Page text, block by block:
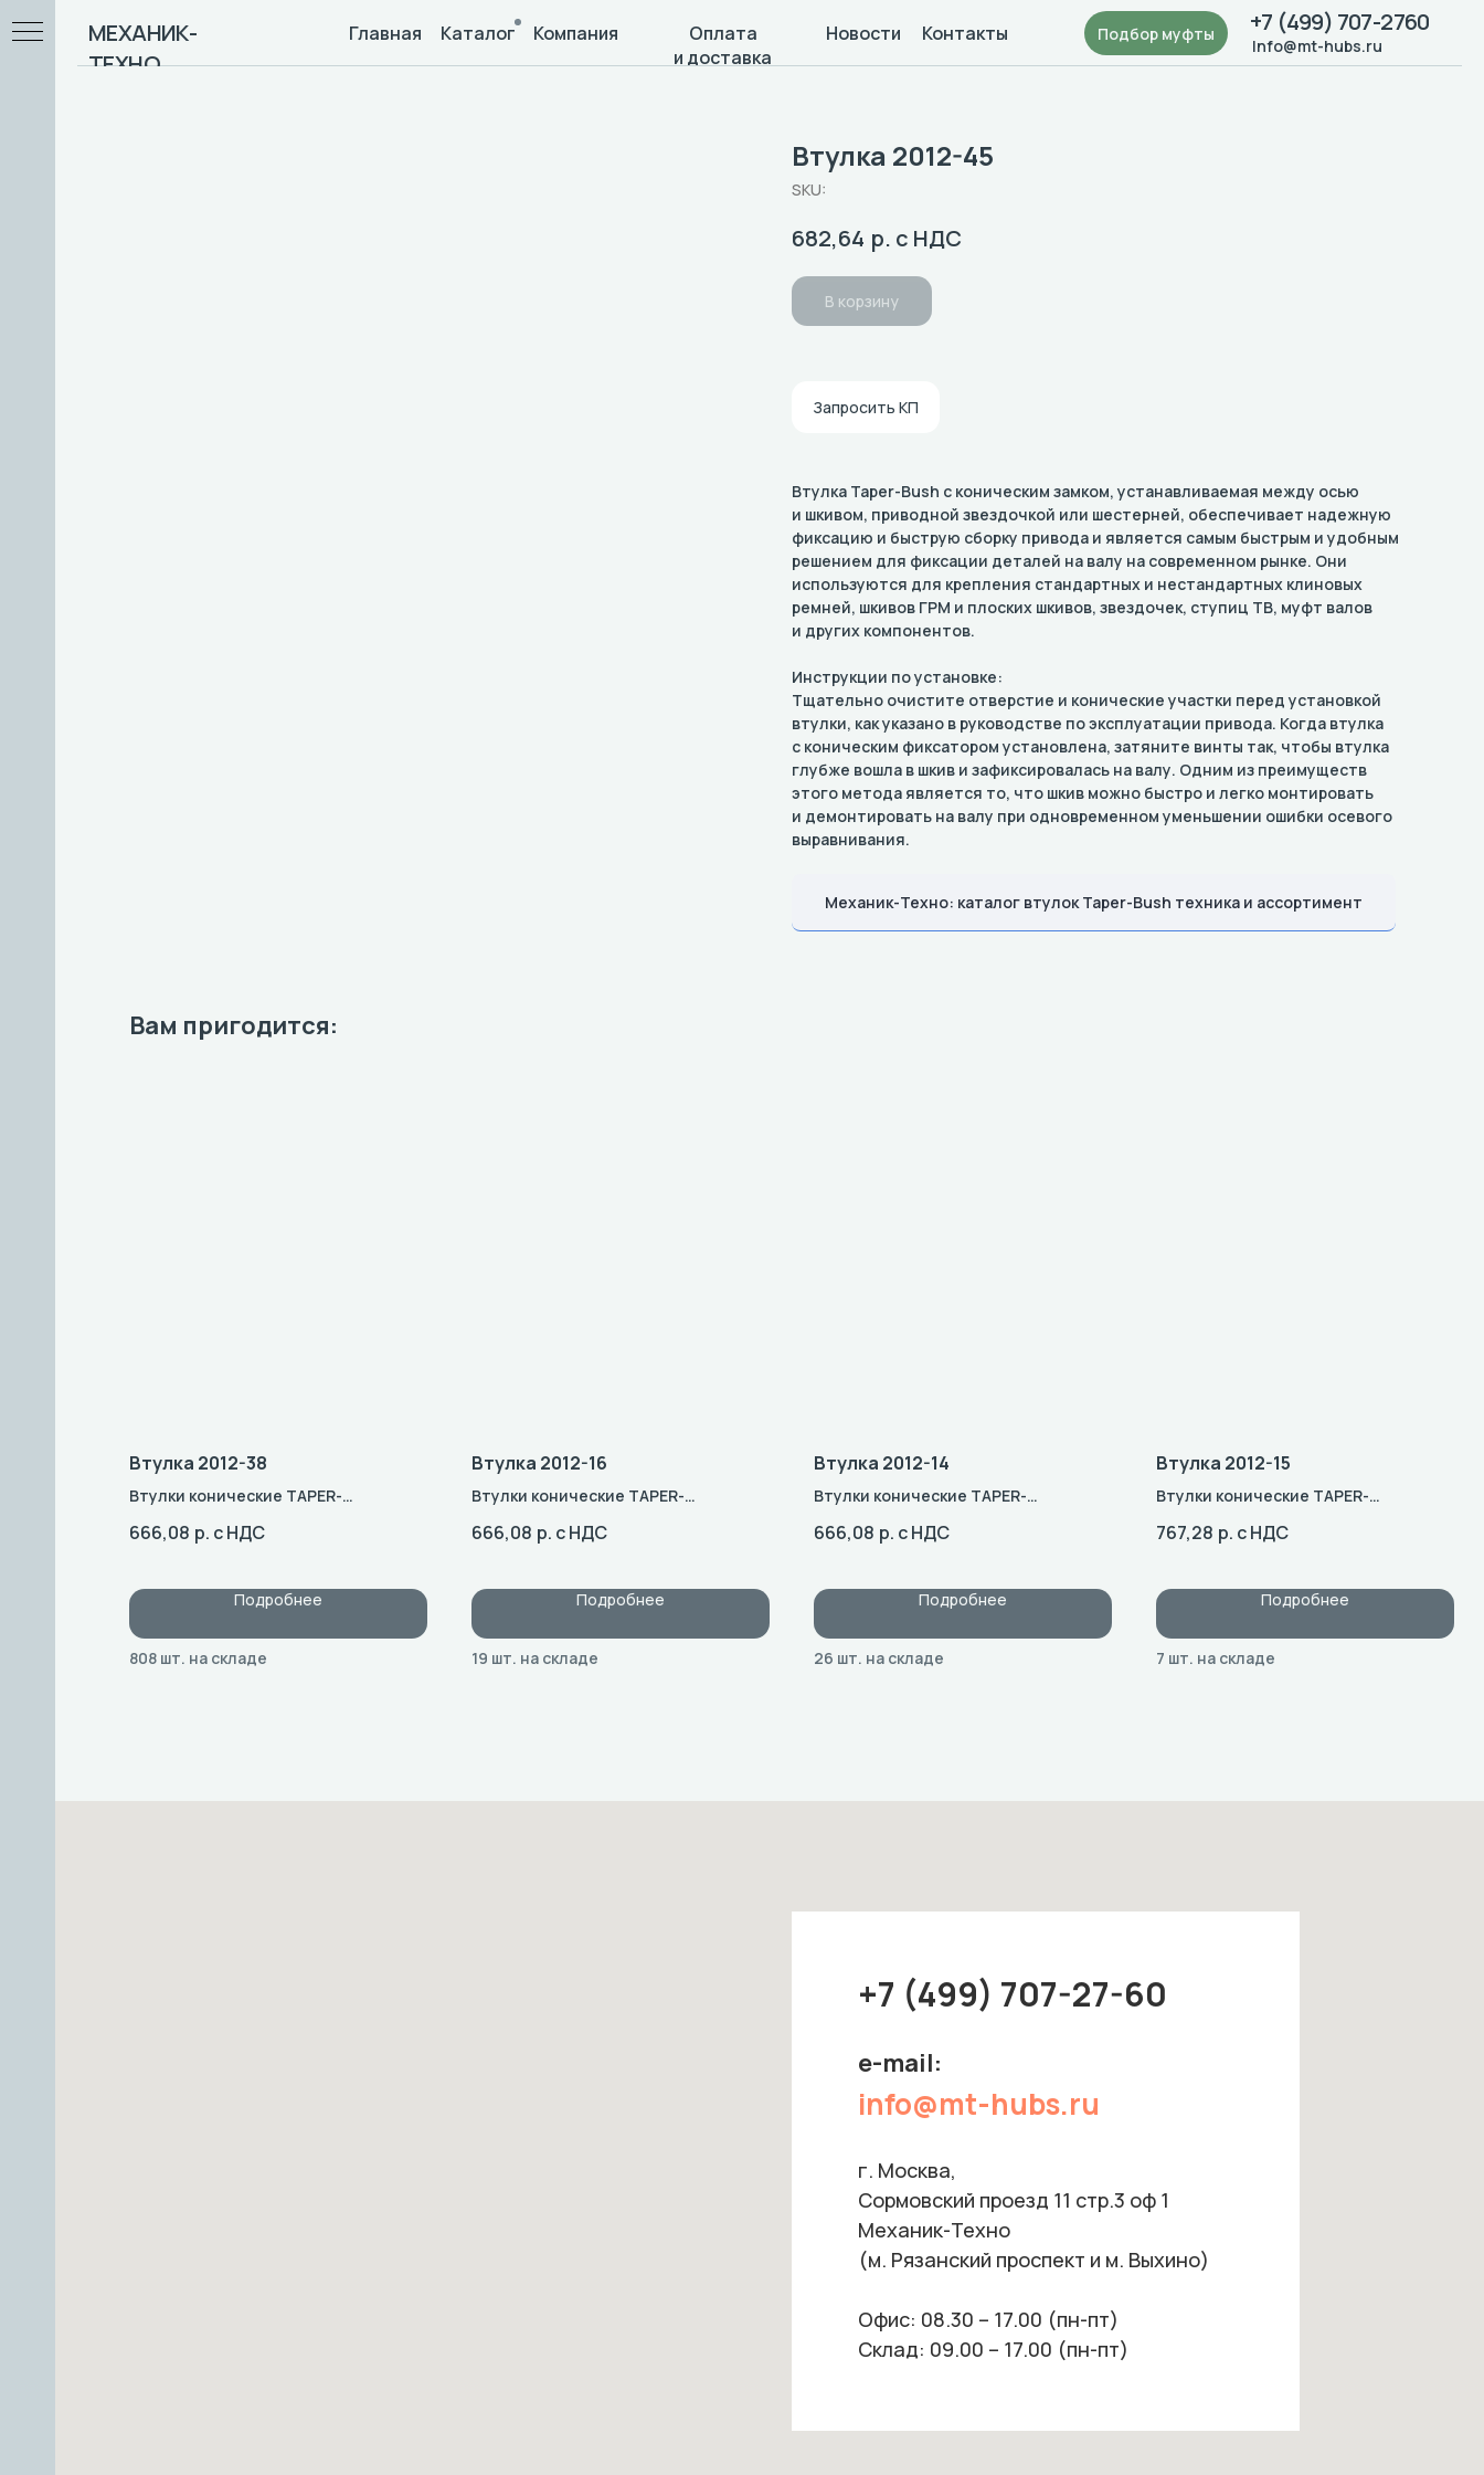
Каталог Компания
Оплата
и доставка
Новости Контакты
Главная +7 (499) 707-2760
МЕХАНИК-
ТЕХНО
Подбор муфты
Info@mt-hubs.ru
Втулка 2012-45
SKU:
682,64 р. с НДС
В корзину
Запросить КП
Втулка Taper-Bush с коническим замком, устанавливаемая между осью
и шкивом, приводной звездочкой или шестерней, обеспечивает надежную
фиксацию и быструю сборку привода и является самым быстрым и удобным
решением для фиксации деталей на валу на современном рынке. Они
используются для крепления стандартных и нестандартных клиновых
ремней, шкивов ГРМ и плоских шкивов, звездочек, ступиц TB, муфт валов
и других компонентов.
Инструкции по установке:
Тщательно очистите отверстие и конические участки перед установкой
втулки, как указано в руководстве по эксплуатации привода. Когда втулка
с коническим фиксатором установлена, затяните винты так, чтобы втулка
глубже вошла в шкив и зафиксировалась на валу. Одним из преимуществ
этого метода является то, что шкив можно быстро и легко монтировать
и демонтировать на валу при одновременном уменьшении ошибки осевого
выравнивания.
Механик-Техно: каталог втулок Taper-Bush техника и ассортимент
Вам пригодится:
Втулка 2012-38
Втулки конические TAPER-
666,08 р. с НДС
Подробнее
Втулка 2012-16
Втулки конические TAPER-
666,08 р. с НДС
Подробнее
Втулка 2012-14
Втулки конические TAPER-
666,08 р. с НДС
Подробнее
Втулка 2012-15
Втулки конические TAPER-
767,28 р. с НДС
Подробнее
+7 (499) 707-27-60
e-mail:
info@mt-hubs.ru
г. Москва,
Сормовский проезд 11 стр.3 оф 1
Механик-Техно
(м. Рязанский проспект и м. Выхино)
Офис: 08.30 – 17.00 (пн-пт)
Склад: 09.00 – 17.00 (пн-пт)